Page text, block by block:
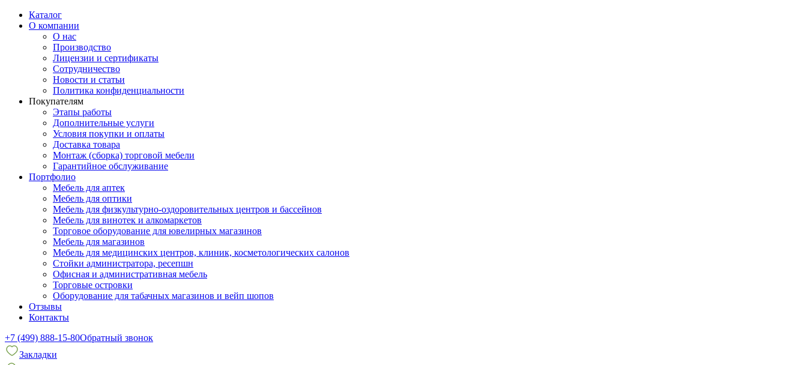
Каталог
О компании
О нас
Производство
Лицензии и сертификаты
Сотрудничество
Новости и статьи
Политика конфиденциальности
Покупателям
Этапы работы
Дополнительные услуги
Условия покупки и оплаты
Доставка товара
Монтаж (сборка) торговой мебели
Гарантийное обслуживание
Портфолио
Мебель для аптек
Мебель для оптики
Мебель для физкультурно-оздоровительных центров и бассейнов
Мебель для винотек и алкомаркетов
Торговое оборудование для ювелирных магазинов
Мебель для магазинов
Мебель для медицинских центров, клиник, косметологических салонов
Стойки администратора, ресепшн
Офисная и административная мебель
Торговые островки
Оборудование для табачных магазинов и вейп шопов
Отзывы
Контакты
+7 (499) 888-15-80Обратный звонок
Закладки